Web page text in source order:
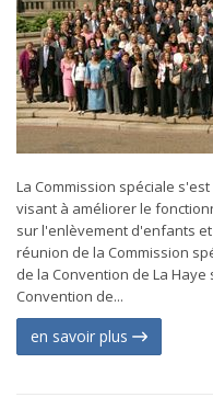
La Commission spéciale
visant à améliorer le
sur l'enlèvement d'enfants
réunion de la Commission
de la Convention de La
Convention de...
en savoir plus